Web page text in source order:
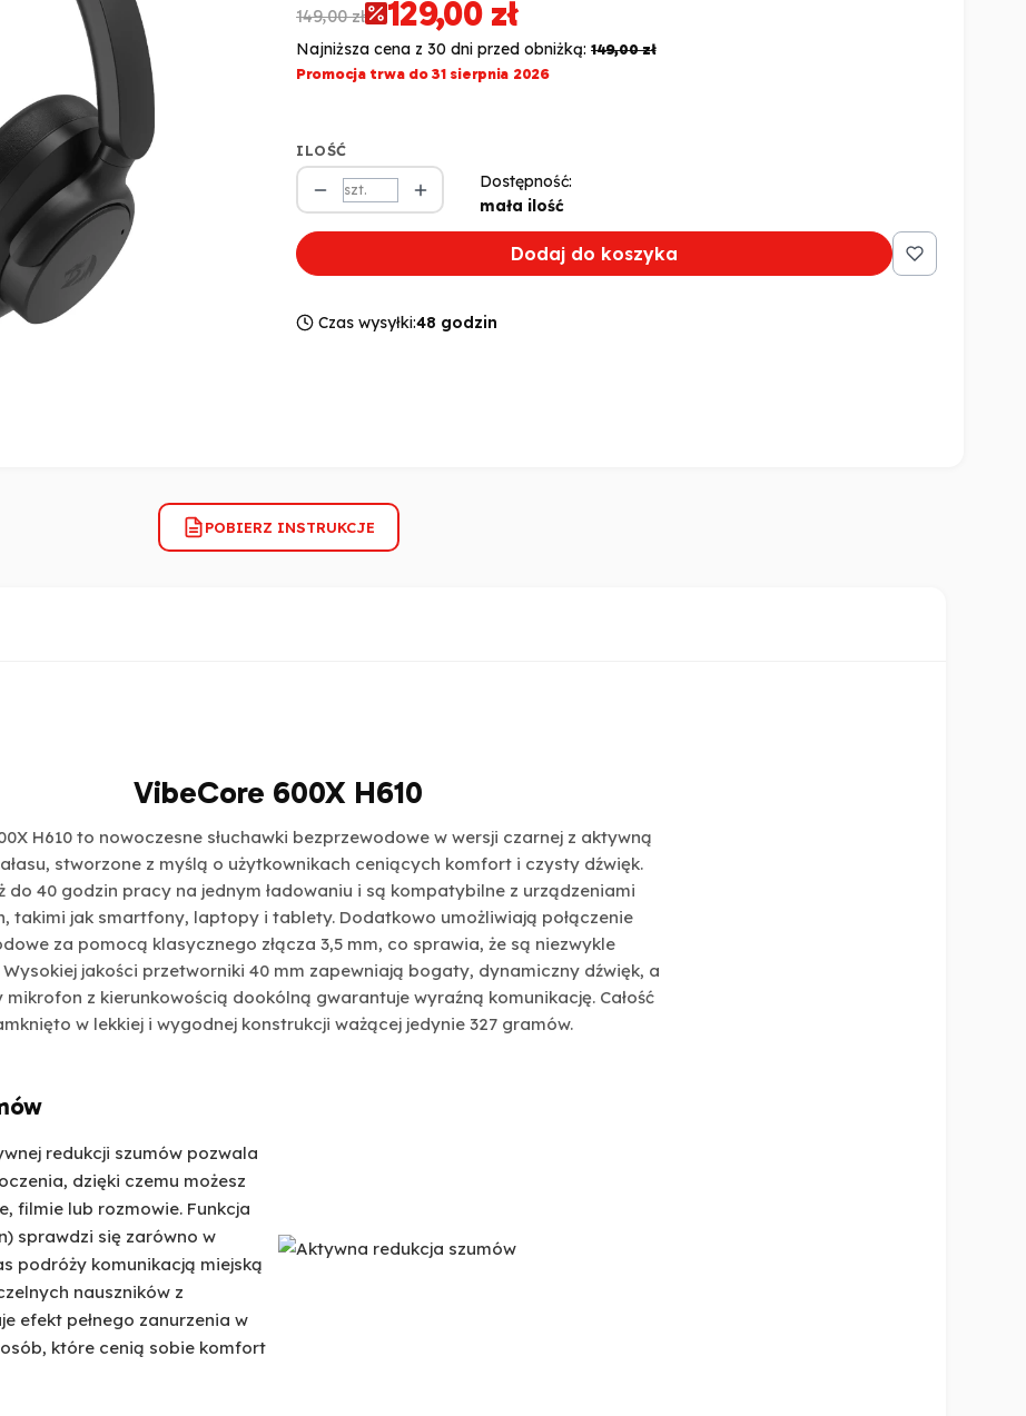
149,00 zł 129,00 zł
Najniższa cena z 30 dni przed obniżką: 149,00 zł
Promocja trwa do 31 sierpnia 2026
ILOŚĆ
szt.
Dostępność:
mała ilość
Dodaj do koszyka
Czas wysyłki:48 godzin
POBIERZ INSTRUKCJE
VibeCore 600X H610
H610 to nowoczesne słuchawki bezprzewodowe w wersji czarnej z aktywną
stworzone z myślą o użytkownikach ceniących komfort i czysty dźwięk.
do 40 godzin pracy na jednym ładowaniu i są kompatybilne z urządzeniami
takimi jak smartfony, laptopy i tablety. Dodatkowo umożliwiają połączenie
za pomocą klasycznego złącza 3,5 mm, co sprawia, że są niezwykle
Wysokiej jakości przetworniki 40 mm zapewniają bogaty, dynamiczny dźwięk, a
z kierunkowością dookólną gwarantuje wyraźną komunikację. Całość
w lekkiej i wygodnej konstrukcji ważącej jedynie 327 gramów.
redukcji szumów pozwala
dzięki czemu możesz
filmie lub rozmowie. Funkcja
sprawdzi się zarówno w
podróży komunikacją miejską
nauszników z
efekt pełnego zanurzenia w
które cenią sobie komfort